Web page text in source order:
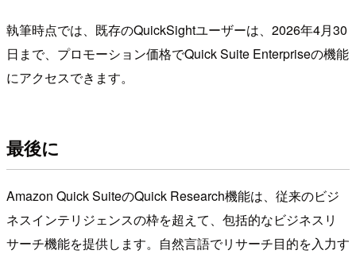
執筆時点では、既存のQuickSightユーザーは、2026年4月30
日まで、プロモーション価格でQuick Suite Enterpriseの機能
にアクセスできます。
最後に
Amazon Quick SuiteのQuick Research機能は、従来のビジ
ネスインテリジェンスの枠を超えて、包括的なビジネスリ
サーチ機能を提供します。自然言語でリサーチ目的を入力す